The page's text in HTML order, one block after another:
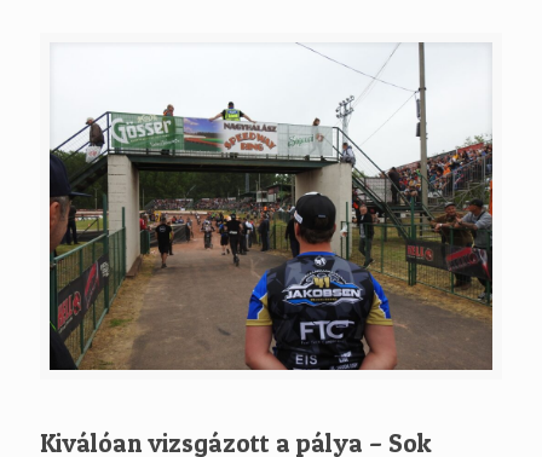
Kiválóan vizsgázott a pálya – Sok